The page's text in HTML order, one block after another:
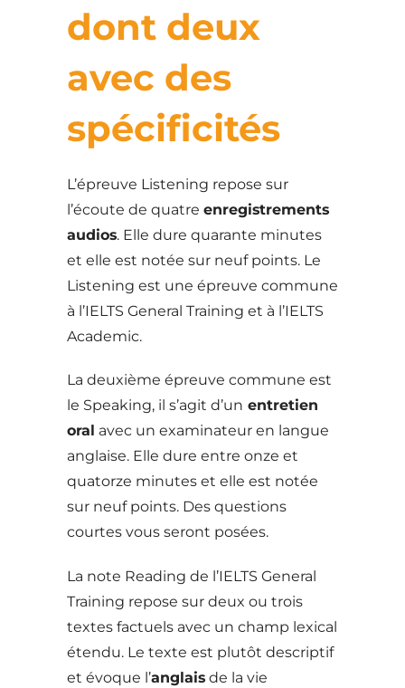
dont deux
avec des
spécificités
L’épreuve Listening repose sur
l’écoute de quatre enregistrements
audios. Elle dure quarante minutes
et elle est notée sur neuf points. Le
Listening est une épreuve commune
à l’IELTS General Training et à l’IELTS
Academic.
La deuxième épreuve commune est
le Speaking, il s’agit d’un entretien
oral avec un examinateur en langue
anglaise. Elle dure entre onze et
quatorze minutes et elle est notée
sur neuf points. Des questions
courtes vous seront posées.
La note Reading de l’IELTS General
Training repose sur deux ou trois
textes factuels avec un champ lexical
étendu. Le texte est plutôt descriptif
et évoque l’anglais de la vie